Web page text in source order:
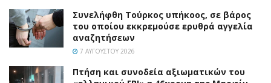
Συνελήφθη Τούρκος υπήκοος, σε βάρος
του οποίου εκκρεμούσε ερυθρά αγγελία
αναζητήσεων
7 ΑΥΓΟΎΣΤΟΥ 2026
Πτήση και συνοδεία αξιωματικών του